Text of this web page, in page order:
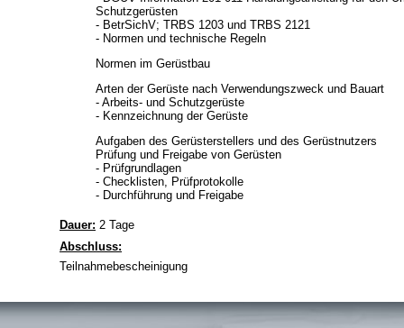
Schutzgerüsten
- BetrSichV; TRBS 1203 und TRBS 2121
- Normen und technische Regeln
Normen im Gerüstbau
Arten der Gerüste nach Verwendungszweck und Bauart
- Arbeits- und Schutzgerüste
- Kennzeichnung der Gerüste
Aufgaben des Gerüsterstellers und des Gerüstnutzers
Prüfung und Freigabe von Gerüsten
- Prüfgrundlagen
- Checklisten, Prüfprotokolle
- Durchführung und Freigabe
Dauer: 2 Tage
Abschluss:
Teilnahmebescheinigung